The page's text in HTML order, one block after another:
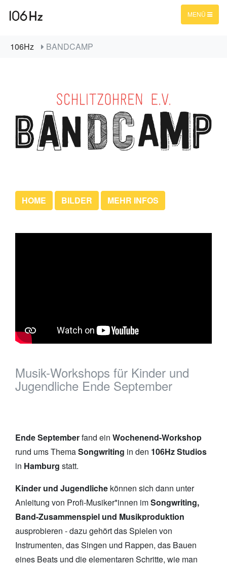
MENÜ
106Hz BANDCAMP
HOME BILDER MEHR INFOS
Musik-Workshops für Kinder und
Jugendliche Ende September
Ende Septemberfand ein Wochenend-Workshop
rund ums ThemaSongwriting in den 106Hz Studios
in Hamburg statt.
Kinder und Jugendliche können sich dann unter
Anleitung von Profi-Musiker*innen imSongwriting,
Band-Zusammenspiel und Musikproduktion
ausprobieren - dazu gehört das Spielen von
Instrumenten, das Singen und Rappen, das Bauen
eines Beats und die elementaren Schritte, wie man